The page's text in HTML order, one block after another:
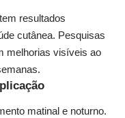
resultados
cutânea. Pesquisas
melhorias visíveis ao
matinal e noturno.